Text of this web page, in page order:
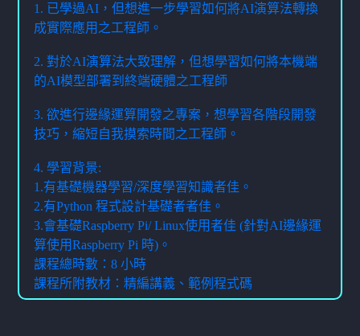
1. 已學過AI，但想進一步學習如何將AI演算法轉換
成實際應用之工程師。
2. 對於AI演算法大致理解，但想學習如何將本機端
的AI模型部署到終端硬體之工程師
3. 欲進行邊緣運算開發之專案，想學習各階段開發
技巧，縮短自我摸索時間之工程師。
4. 學習背景:
1.有基礎機器學習/深度學習知識者佳。
2.有Python 程式設計基礎者者佳。
3.會基礎Raspberry Pi/ Linux使用者佳 (針對AI邊緣運
算使用Raspberry Pi 時)。
課程總時數：8 小時
課程所附教材：精編講義、範例程式碼